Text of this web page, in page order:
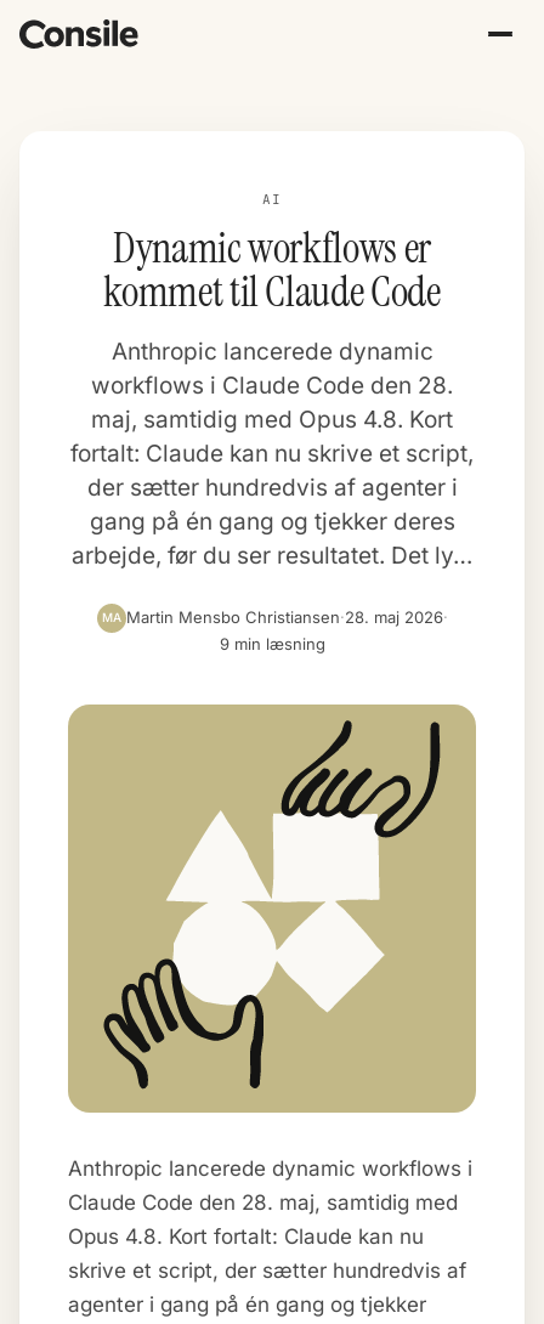
AI
Dynamic workflows er
kommet til Claude Code
Anthropic lancerede dynamic
workflows i Claude Code den 28.
maj, samtidig med Opus 4.8. Kort
fortalt: Claude kan nu skrive et script,
der sætter hundredvis af agenter i
gang på én gang og tjekker deres
arbejde, før du ser resultatet. Det ly…
MA Martin Mensbo Christiansen·28. maj 2026·
9 min læsning
Anthropic lancerede dynamic workflows i
Claude Code den 28. maj, samtidig med
Opus 4.8. Kort fortalt: Claude kan nu
skrive et script, der sætter hundredvis af
agenter i gang på én gang og tjekker